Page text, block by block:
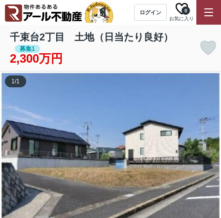
ログイン
お気に入り
0
千束台2丁目 土地（日当たり良好）
募集1
2,300万円
1/1